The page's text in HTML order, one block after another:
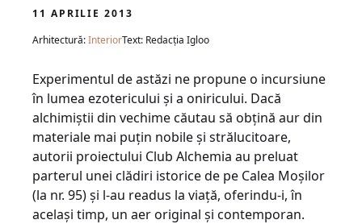
11 APRILIE 2013
Arhitectură:InteriorText: Redacția Igloo
Experimentul de astăzi ne propune o incursiune
în lumea ezotericului şi a oniricului. Dacă
alchimiştii din vechime căutau să obţină aur din
materiale mai puţin nobile şi strălucitoare,
autorii proiectului Club Alchemia au preluat
parterul unei clădiri istorice de pe Calea Moşilor
(la nr. 95) şi l-au readus la viaţă, oferindu-i, în
acelaşi timp, un aer original şi contemporan.